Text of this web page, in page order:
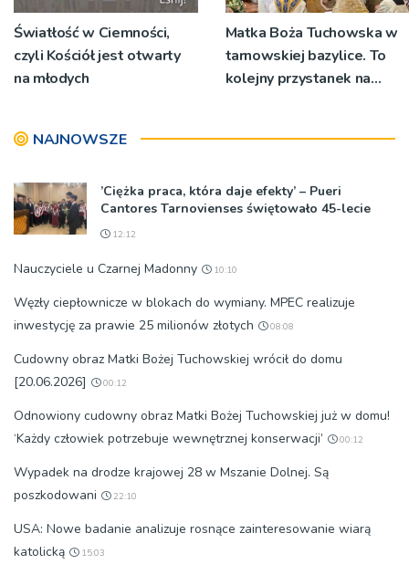
Światłość w Ciemności,
czyli Kościół jest otwarty
na młodych
Matka Boża Tuchowska w
tarnowskiej bazylice. To
kolejny przystanek na
NAJNOWSZE
’Ciężka praca, która daje efekty’ – Pueri
Cantores Tarnovienses świętowało 45-lecie
12:12
Nauczyciele u Czarnej Madonny 10:10
Węzły ciepłownicze w blokach do wymiany. MPEC realizuje
inwestycję za prawie 25 milionów złotych
08:08
Cudowny obraz Matki Bożej Tuchowskiej wrócił do domu
[20.06.2026]
00:12
Odnowiony cudowny obraz Matki Bożej Tuchowskiej już w domu!
‘Każdy człowiek potrzebuje wewnętrznej konserwacji’
00:12
Wypadek na drodze krajowej 28 w Mszanie Dolnej. Są
poszkodowani
22:10
USA: Nowe badanie analizuje rosnące zainteresowanie wiarą
katolicką
15:03